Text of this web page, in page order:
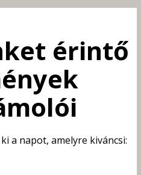
érintő
a napot, amelyre kiváncsi: